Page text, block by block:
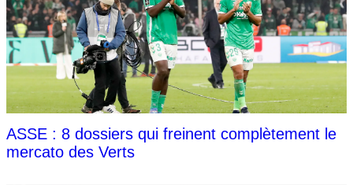
ASSE : 8 dossiers qui freinent complètement le
mercato des Verts